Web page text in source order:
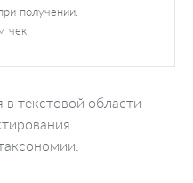
получении.
чек.
текстовой области